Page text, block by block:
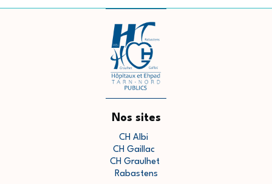
Nos sites
CH Albi
CH Gaillac
CH Graulhet
Rabastens